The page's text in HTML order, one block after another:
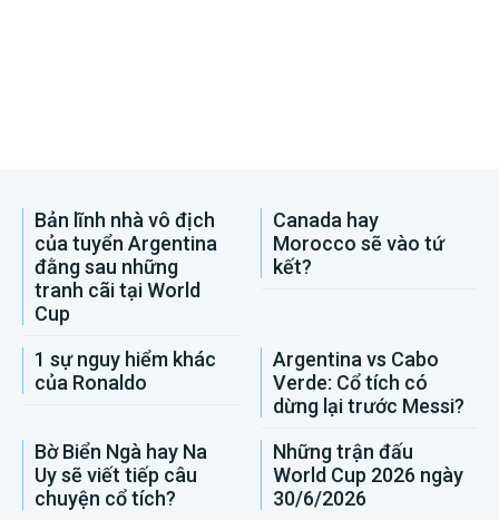
Bản lĩnh nhà vô địch
của tuyển Argentina
đằng sau những
tranh cãi tại World
Cup
Canada hay
Morocco sẽ vào tứ
kết?
1 sự nguy hiểm khác
của Ronaldo
Argentina vs Cabo
Verde: Cổ tích có
dừng lại trước Messi?
Bờ Biển Ngà hay Na
Uy sẽ viết tiếp câu
chuyện cổ tích?
Những trận đấu
World Cup 2026 ngày
30/6/2026